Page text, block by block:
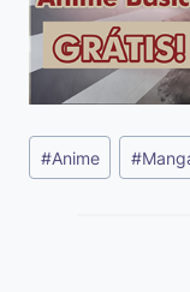
Tags
do
#Anime #